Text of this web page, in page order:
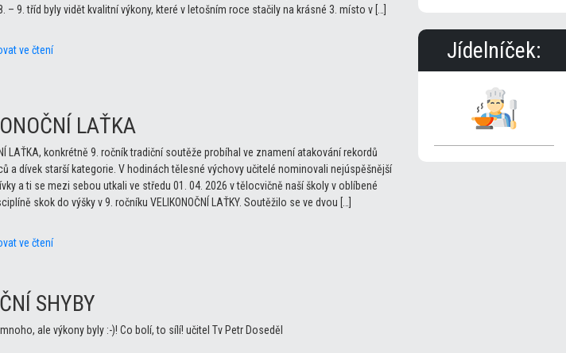
Jídelníček:
– 9. tříd byly vidět kvalitní výkony, které v letošním roce stačily na krásné 3. místo v […]
ve čtení
LAŤKA
LAŤKA, konkrétně 9. ročník tradiční soutěže probíhal ve znamení atakování rekordů
a dívek starší kategorie. V hodinách tělesné výchovy učitelé nominovali nejúspěšnější
a ti se mezi sebou utkali ve středu 01. 04. 2026 v tělocvičně naší školy v oblíbené
skok do výšky v 9. ročníku VELIKONOČNÍ LAŤKY. Soutěžilo se ve dvou […]
ve čtení
SHYBY
ale výkony byly :-)! Co bolí, to sílí! učitel Tv Petr Doseděl